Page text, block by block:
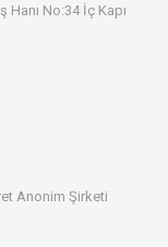
No:34 İç Kapı
Anonim Şirketi